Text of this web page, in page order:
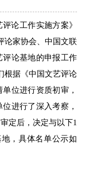
论工作实施方案》
论家协会、中国文联
评论基地的申报工作
根据《中国文艺评论
位进行资质初审，
进行了深入考察，
定后，决定与以下1
，具体名单公示如